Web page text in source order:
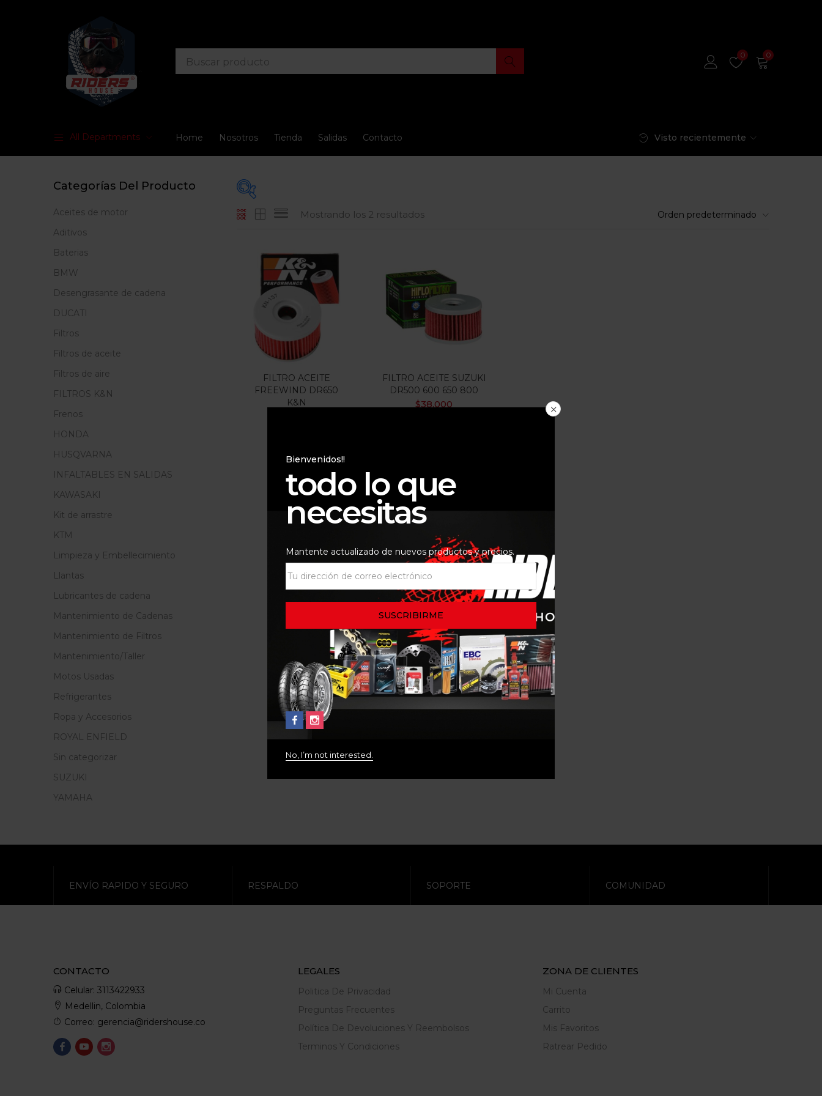
0 0
All Departments Home Nosotros Tienda Salidas Contacto Visto recientemente
FILTRO
Precio:$38.000—$65.000
En oferta(15)
Categorias
Mostrando los 2 resultados Orden predeterminado
FILTRO ACEITE
FREEWIND DR650
K&N
FILTRO ACEITE SUZUKI
DR500 600 650 800
$38.000
Categorías Del Producto
Aceites de motor
Aditivos
Baterias
BMW
Desengrasante de cadena
DUCATI
Filtros
Filtros de aceite
Filtros de aire
FILTROS K&N
Frenos
HONDA
HUSQVARNA
INFALTABLES EN SALIDAS
KAWASAKI
Kit de arrastre
KTM
Limpieza y Embellecimiento
Llantas
Lubricantes de cadena
Mantenimiento de Cadenas
Mantenimiento de Filtros
Mantenimiento/Taller
Motos Usadas
Refrigerantes
Ropa y Accesorios
ROYAL ENFIELD
Sin categorizar
SUZUKI
YAMAHA
Bienvenidos!!
todo lo que
necesitas
Mantente actualizado de nuevos productos y precios.
No, I’m not interested.
ENVÍO RAPIDO Y SEGURO RESPALDO SOPORTE COMUNIDAD
CONTACTO
Celular: 3113422933
Medellin, Colombia
Correo: gerencia@ridershouse.co
LEGALES
Politica De Privacidad
Preguntas Frecuentes
Política De Devoluciones Y Reembolsos
Terminos Y Condiciones
ZONA DE CLIENTES
Mi Cuenta
Carrito
Mis Favoritos
Ratrear Pedido